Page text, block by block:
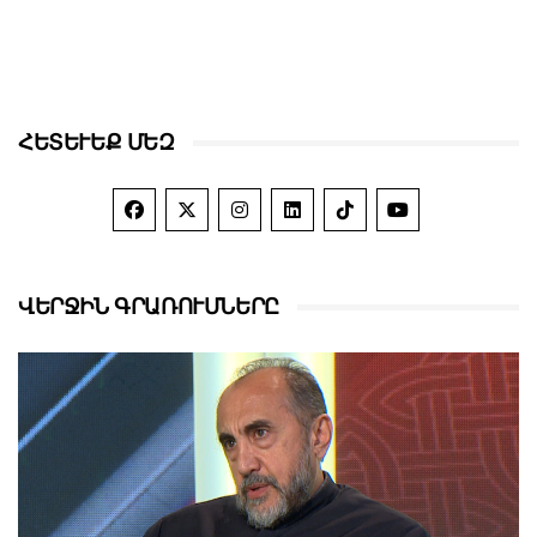
ՀԵՏԵՒԵՔ ՄԵԶ
ՎԵՐՋԻՆ ԳՐԱՌՈՒՄՆԵՐԸ